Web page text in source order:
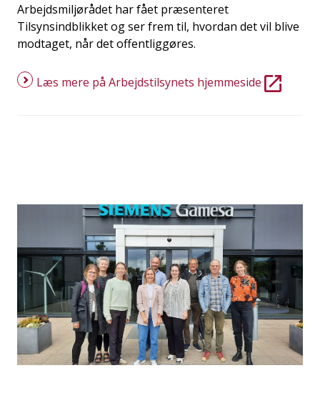
Arbejdsmiljørådet har fået præsenteret
Tilsynsindblikket og ser frem til, hvordan det vil blive
modtaget, når det offentliggøres.
Læs mere på Arbejdstilsynets hjemmeside